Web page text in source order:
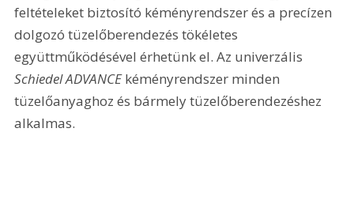
feltételeket biztosító kéményrendszer és a precízen
dolgozó tüzelőberendezés tökéletes
együttműködésével érhetünk el. Az univerzális
Schiedel ADVANCE kéményrendszer minden
tüzelőanyaghoz és bármely tüzelőberendezéshez
alkalmas.